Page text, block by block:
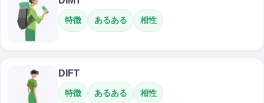
特徴 あるある 相性
DIFT
特徴 あるある 相性